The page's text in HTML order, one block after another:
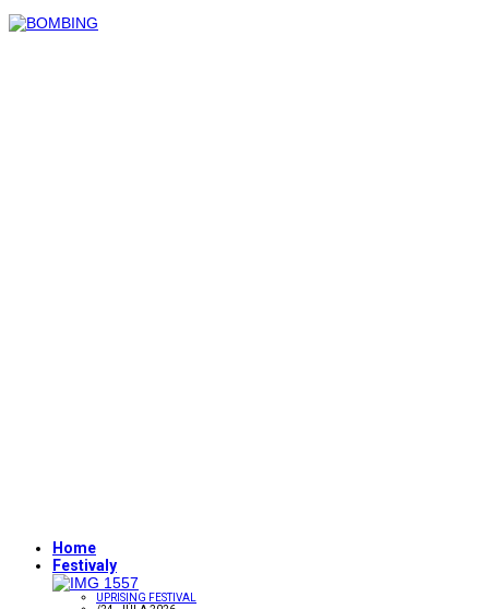
Home
Festivaly
UPRISING FESTIVAL